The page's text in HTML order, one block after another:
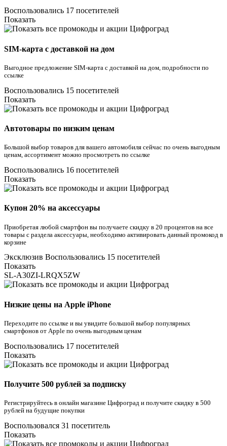
Воспользовались 17 посетителей
Показать
SIM-карта с доставкой на дом
Выгодное предложение SIM-карта с доставкой на дом, подробности по
ссылке
Воспользовались 15 посетителей
Показать
Автотовары по низким ценам
Большой выбор товаров для вашего автомобиля сейчас по очень выгодным
ценам, ассортимент можно просмотреть по ссылке
Воспользовались 16 посетителей
Показать
Купон 20% на аксессуары
Приобретая любой смартфон вы получаете скидку в 20 процентов на все
товары с раздела аксессуары, необходимо активировать данный промокод в
корзине
Эксклюзив Воспользовались 15 посетителей
Показать
SL-A30ZI-LRQX5ZW
Низкие цены на Apple iPhone
Переходите по ссылке и вы увидите большой выбор популярных
смартфонов от Apple по очень выгодным ценам
Воспользовались 17 посетителей
Показать
Получите 500 рублей за подписку
Регистрируйтесь в онлайн магазине Цифроград и получите скидку в 500
рублей на будущие покупки
Воспользовался 31 посетитель
Показать